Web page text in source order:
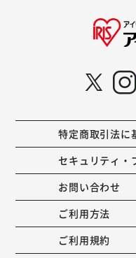
特定商取引法に
セキュリティ・
お問い合わせ
ご利用方法
ご利用規約